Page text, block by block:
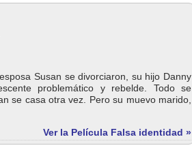
Susan se divorciaron, su hijo Danny
problemático y rebelde. Todo se
se casa otra vez. Pero su muevo marido,
Ver la Película Falsa identidad »